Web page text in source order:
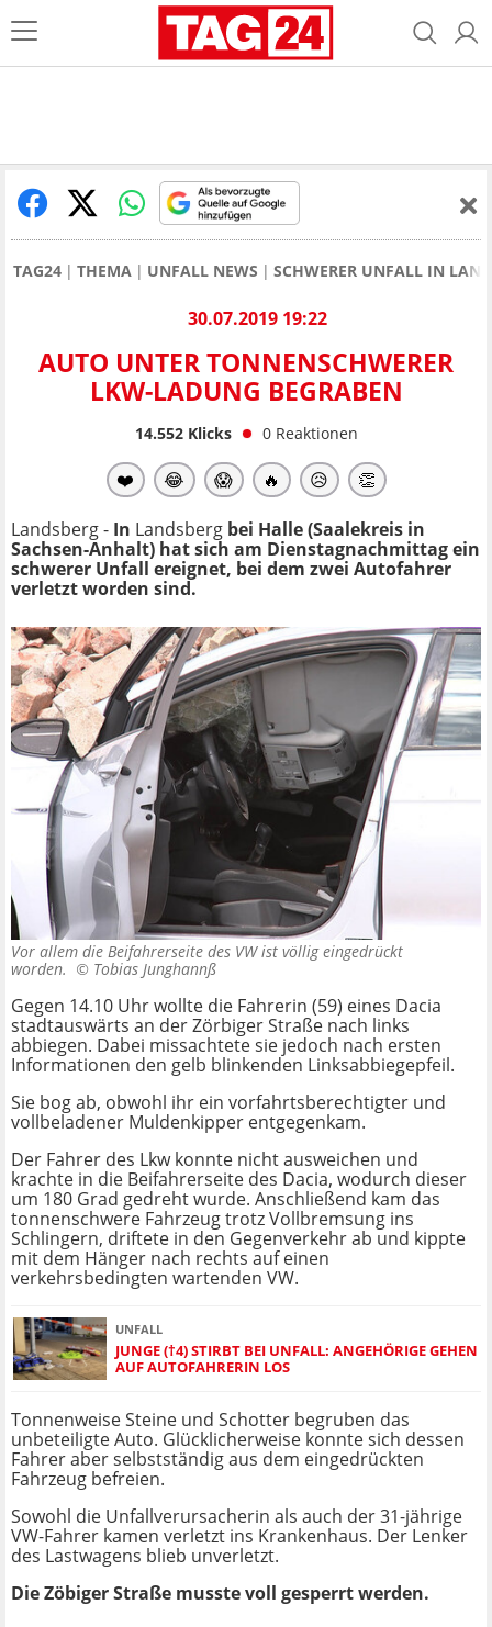
TAG24 THEMA UNFALL NEWS SCHWERER UNFALL IN
30.07.2019 19:22
AUTO UNTER TONNENSCHWERER
LKW-LADUNG BEGRABEN
14.552Klicks 0 Reaktionen
❤️ 😂 😱 🔥 😥 👏
Landsberg - In Landsberg bei Halle (Saalekreis in
Sachsen-Anhalt) hat sich am Dienstagnachmittag ein
schwerer Unfall ereignet, bei dem zwei Autofahrer
verletzt worden sind.
Vor allem die Beifahrerseite des VW ist völlig eingedrückt
worden. © Tobias Junghannß
Gegen 14.10 Uhr wollte die Fahrerin (59) eines Dacia
stadtauswärts an der Zörbiger Straße nach links
abbiegen. Dabei missachtete sie jedoch nach ersten
Informationen den gelb blinkenden Linksabbiegepfeil.
Sie bog ab, obwohl ihr ein vorfahrtsberechtigter und
vollbeladener Muldenkipper entgegenkam.
Der Fahrer des Lkw konnte nicht ausweichen und
krachte in die Beifahrerseite des Dacia, wodurch dieser
um 180 Grad gedreht wurde. Anschließend kam das
tonnenschwere Fahrzeug trotz Vollbremsung ins
Schlingern, driftete in den Gegenverkehr ab und kippte
mit dem Hänger nach rechts auf einen
verkehrsbedingten wartenden VW.
UNFALL
JUNGE (†4) STIRBT BEI UNFALL: ANGEHÖRIGE GEHEN
AUF AUTOFAHRERIN LOS
Tonnenweise Steine und Schotter begruben das
unbeteiligte Auto. Glücklicherweise konnte sich dessen
Fahrer aber selbstständig aus dem eingedrückten
Fahrzeug befreien.
Sowohl die Unfallverursacherin als auch der 31-jährige
VW-Fahrer kamen verletzt ins Krankenhaus. Der Lenker
des Lastwagens blieb unverletzt.
Die Zöbiger Straße musste voll gesperrt werden.